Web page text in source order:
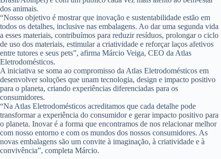
dos animais.
“Nosso objetivo é mostrar que inovação e sustentabilidade estão em
todos os detalhes, inclusive nas embalagens. Ao dar uma segunda vida
a esses materiais, contribuímos para reduzir resíduos, prolongar o ciclo
de uso dos materiais, estimular a criatividade e reforçar laços afetivos
entre tutores e seus pets”, afirma Márcio Veiga, CEO da Atlas
Eletrodomésticos.
A iniciativa se soma ao compromisso da Atlas Eletrodomésticos em
desenvolver soluções que unam tecnologia, design e impacto positivo
para o planeta, criando experiências diferenciadas para os
consumidores.
“Na Atlas Eletrodomésticos acreditamos que cada detalhe pode
transformar a experiência do consumidor e gerar impacto positivo para
o planeta. Inovar é a forma que encontramos de nos relacionar melhor
com nosso entorno e com os mundos dos nossos consumidores. As
novas embalagens são um convite à imaginação, à criatividade e à
convivência”, completa Márcio.